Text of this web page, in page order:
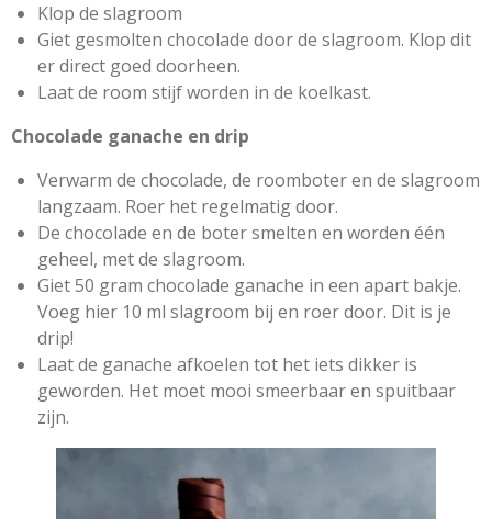
Klop de slagroom
Giet gesmolten chocolade door de slagroom. Klop dit
er direct goed doorheen.
Laat de room stijf worden in de koelkast.
Chocolade ganache en drip
Verwarm de chocolade, de roomboter en de slagroom
langzaam. Roer het regelmatig door.
De chocolade en de boter smelten en worden één
geheel, met de slagroom.
Giet 50 gram chocolade ganache in een apart bakje.
Voeg hier 10 ml slagroom bij en roer door. Dit is je
drip!
Laat de ganache afkoelen tot het iets dikker is
geworden. Het moet mooi smeerbaar en spuitbaar
zijn.